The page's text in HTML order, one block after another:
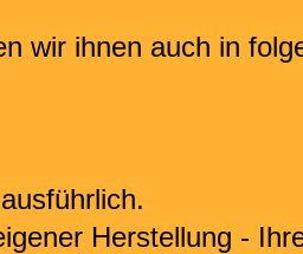
wir ihnen auch in
Herstellung -